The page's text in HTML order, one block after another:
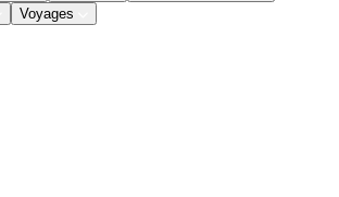
Voyages